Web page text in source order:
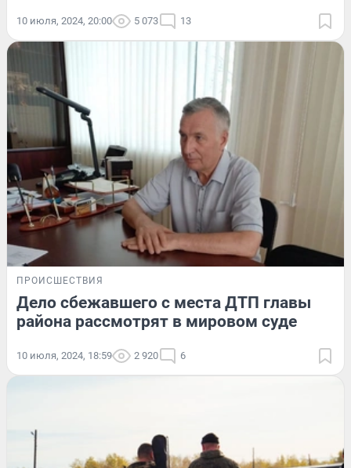
10 июля, 2024, 20:00 5 073 13
ПРОИСШЕСТВИЯ
Дело сбежавшего с места ДТП главы
района рассмотрят в мировом суде
10 июля, 2024, 18:59 2 920 6